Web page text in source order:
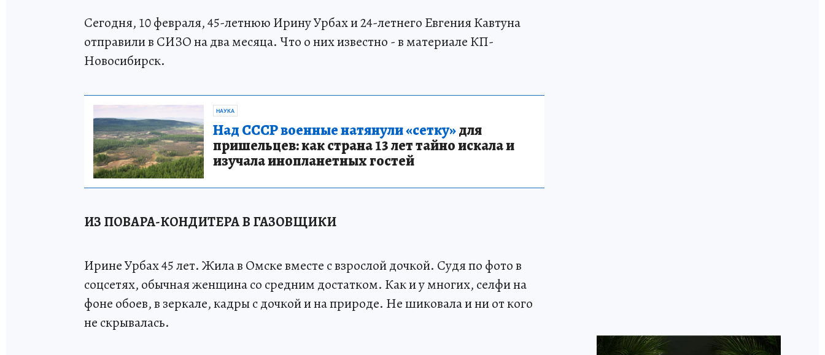
Сегодня, 10 февраля, 45-летнюю Ирину Урбах и 24-летнего Евгения Кавтуна
отправили в СИЗО на два месяца. Что о них известно - в материале КП-
Новосибирск.
НАУКА
Над СССР военные натянули «сетку»для
пришельцев: как страна 13 лет тайно искала и
изучала инопланетных гостей
ИЗ ПОВАРА-КОНДИТЕРА В ГАЗОВЩИКИ
Ирине Урбах 45 лет. Жила в Омске вместе с взрослой дочкой. Судя по фото в
соцсетях, обычная женщина со средним достатком. Как и у многих, селфи на
фоне обоев, в зеркале, кадры с дочкой и на природе. Не шиковала и ни от кого
не скрывалась.